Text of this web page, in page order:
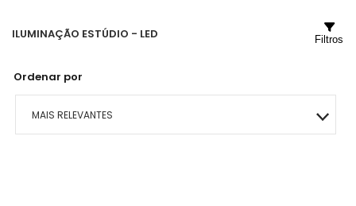
ILUMINAÇÃO ESTÚDIO - LED
Ordenar por
MAIS RELEVANTES
Filtros